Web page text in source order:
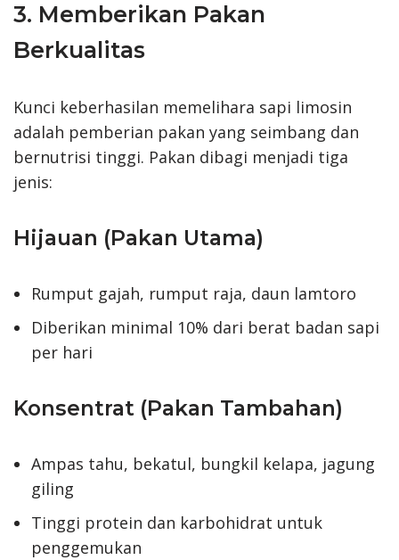
3. Memberikan Pakan
Berkualitas
Kunci keberhasilan memelihara sapi limosin
adalah pemberian pakan yang seimbang dan
bernutrisi tinggi. Pakan dibagi menjadi tiga
jenis:
Hijauan (Pakan Utama)
Rumput gajah, rumput raja, daun lamtoro
Diberikan minimal 10% dari berat badan sapi
per hari
Konsentrat (Pakan Tambahan)
Ampas tahu, bekatul, bungkil kelapa, jagung
giling
Tinggi protein dan karbohidrat untuk
penggemukan